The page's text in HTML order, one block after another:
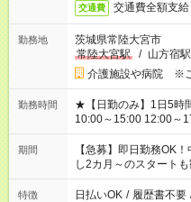
交通費 交通費全額支給
勤務地
茨城県常陸大宮市
常陸大宮駅
/ 山方宿駅
介護施設や病院 ※
勤務時間
★【日勤のみ】1日5時間～OK！ ≪シフト
10:00～15:00 12:00
期間
【急募】即日勤務OK
し2カ月～のスタートも
特徴 日払いOK / 履歴書不要